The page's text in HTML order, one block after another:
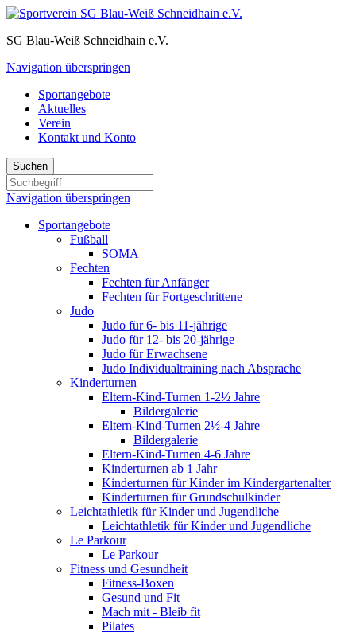
SG Blau-Weiß Schneidhain e.V.
Navigation überspringen
Sportangebote
Aktuelles
Verein
Kontakt und Konto
Suchen
Navigation überspringen
Sportangebote
Fußball
SOMA
Fechten
Fechten für Anfänger
Fechten für Fortgeschrittene
Judo
Judo für 6- bis 11-jährige
Judo für 12- bis 20-jährige
Judo für Erwachsene
Judo Individualtraining nach Absprache
Kinderturnen
Eltern-Kind-Turnen 1-2½ Jahre
Bildergalerie
Eltern-Kind-Turnen 2½-4 Jahre
Bildergalerie
Eltern-Kind-Turnen 4-6 Jahre
Kinderturnen ab 1 Jahr
Kinderturnen für Kinder im Kindergartenalter
Kinderturnen für Grundschulkinder
Leichtathletik für Kinder und Jugendliche
Leichtathletik für Kinder und Jugendliche
Le Parkour
Le Parkour
Fitness und Gesundheit
Fitness-Boxen
Gesund und Fit
Mach mit - Bleib fit
Pilates